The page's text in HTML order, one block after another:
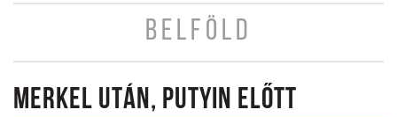
BELFÖLD
MERKEL UTÁN, PUTYIN ELŐTT